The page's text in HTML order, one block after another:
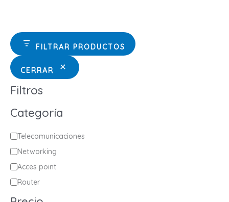
FILTRAR PRODUCTOS
CERRAR
Filtros
Categoría
C
a
t
e
Telecomunicaciones
Networking
Acces point
Router